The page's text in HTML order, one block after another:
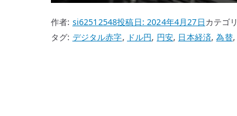
作者: si62512548投稿日:2024年4月27日カテゴ
タグ: デジタル赤字, ドル円, 円安, 日本経済,為替